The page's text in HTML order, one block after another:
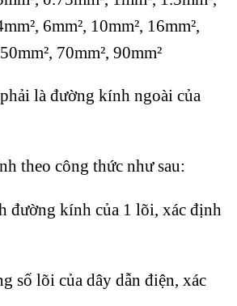
6mm², 10mm², 16mm²,
70mm², 90mm²
là đường kính ngoài của
theo công thức như sau:
đường kính của 1 lõi, xác định
số lõi của dây dẫn điện, xác